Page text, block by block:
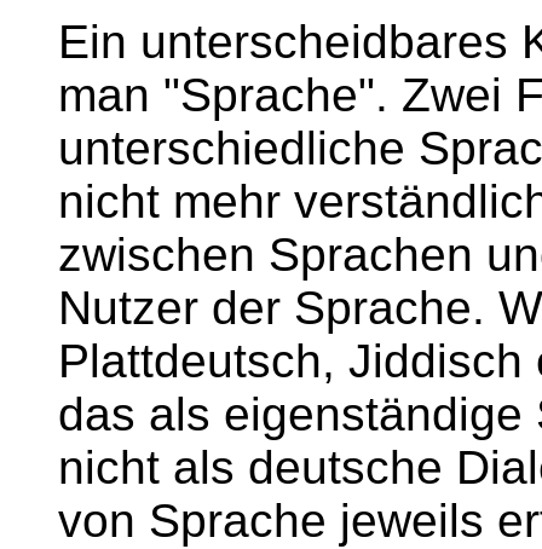
Ein unterscheidbares
man "Sprache". Zwei
unterschiedliche
nicht mehr
zwischen Sprachen
Nutzer der Sprache.
Plattdeutsch,
das als
nicht als deutsche
von Sprache jeweils